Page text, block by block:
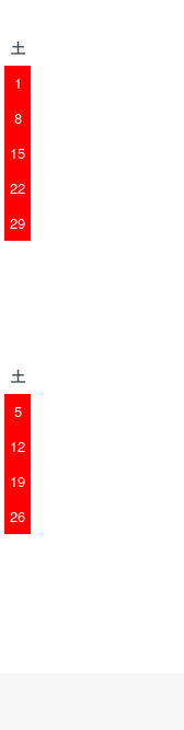
土
1
8
15
22
29
土
5
12
19
26